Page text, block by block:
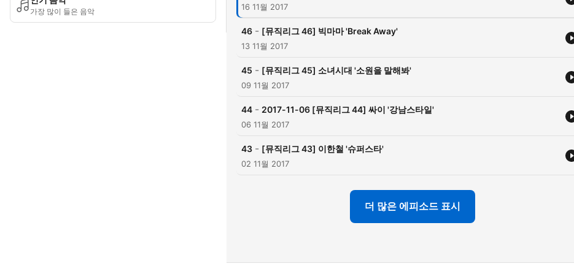
가장 많이 들은 음악 16 11월 2017
46 - [뮤직리그 46] 빅마마 'Break Away'
13 11월 2017
45 - [뮤직리그 45] 소녀시대 '소원을 말해봐'
09 11월 2017
44 - 2017-11-06 [뮤직리그 44] 싸이 '강남스타일'
06 11월 2017
43 - [뮤직리그 43] 이한철 '슈퍼스타'
02 11월 2017
더 많은 에피소드 표시